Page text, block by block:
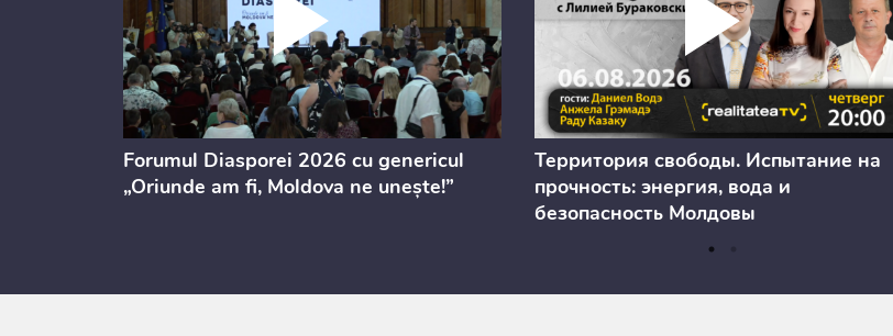
Forumul Diasporei 2026 cu genericul
„Oriunde am fi, Moldova ne unește!”
Территория свободы. Испытание на
прочность: энергия, вода и
безопасность Молдовы